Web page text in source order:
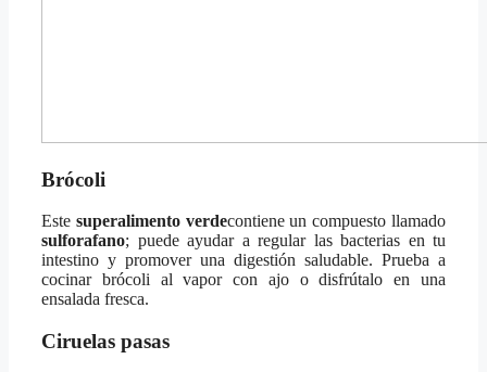
Brócoli
Este superalimento verdecontiene un compuesto llamado
sulforafano; puede ayudar a regular las bacterias en tu
intestino y promover una digestión saludable. Prueba a
cocinar brócoli al vapor con ajo o disfrútalo en una
ensalada fresca.
Ciruelas pasas